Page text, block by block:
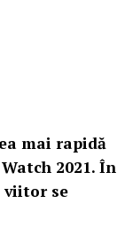
mai rapidă
2021. În
viitor se